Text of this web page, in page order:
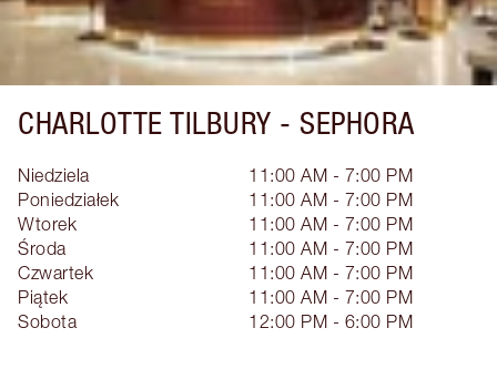
CHARLOTTE TILBURY - SEPHORA
Niedziela
11:00 AM - 7:00 PM
Poniedziałek
11:00 AM - 7:00 PM
Wtorek
11:00 AM - 7:00 PM
Środa
11:00 AM - 7:00 PM
Czwartek
11:00 AM - 7:00 PM
Piątek
11:00 AM - 7:00 PM
Sobota
12:00 PM - 6:00 PM